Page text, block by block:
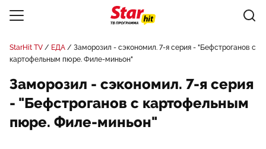
StarHit TV ЕДА
Заморозил - сэкономил. 7-я серия - "Бефстроганов с
картофельным пюре. Филе-миньон"
Заморозил - сэкономил. 7-я серия
- "Бефстроганов с картофельным
пюре. Филе-миньон"